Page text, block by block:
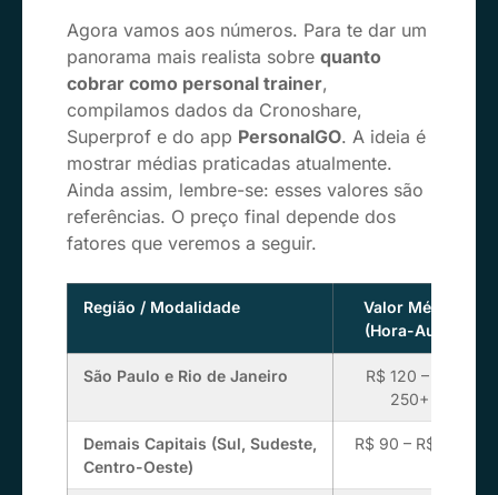
Agora vamos aos números. Para te dar um
panorama mais realista sobre quanto
cobrar como personal trainer,
compilamos dados da Cronoshare,
Superprof e do app PersonalGO. A ideia é
mostrar médias praticadas atualmente.
Ainda assim, lembre-se: esses valores são
referências. O preço final depende dos
fatores que veremos a seguir.
Região / Modalidade
Valor Médio
(Hora-Aula)
São Paulo e Rio de Janeiro
R$ 120 – R$
250+
Demais Capitais (Sul, Sudeste,
Centro-Oeste)
R$ 90 – R$ 150